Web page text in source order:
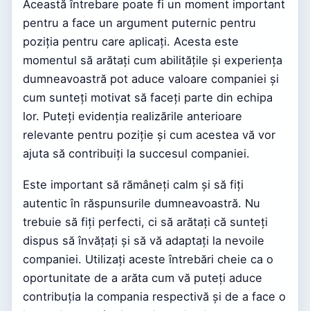
Această întrebare poate fi un moment important
pentru a face un argument puternic pentru
poziția pentru care aplicați. Acesta este
momentul să arătați cum abilitățile și experiența
dumneavoastră pot aduce valoare companiei și
cum sunteți motivat să faceți parte din echipa
lor. Puteți evidenția realizările anterioare
relevante pentru poziție și cum acestea vă vor
ajuta să contribuiți la succesul companiei.
Este important să rămâneți calm și să fiți
autentic în răspunsurile dumneavoastră. Nu
trebuie să fiți perfecti, ci să arătați că sunteți
dispus să învățați și să vă adaptați la nevoile
companiei. Utilizați aceste întrebări cheie ca o
oportunitate de a arăta cum vă puteți aduce
contribuția la compania respectivă și de a face o